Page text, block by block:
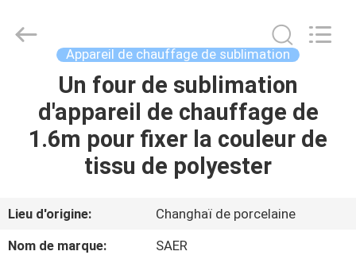
APERÇU
PRODUITS
A
Digital
Appareil de chauffage de sublimation
Un four de sublimation
d'appareil de chauffage de
1.6m pour fixer la couleur de
tissu de polyester
Lieu d'origine:
Changhaï de porcelaine
Nom de marque:
SAER